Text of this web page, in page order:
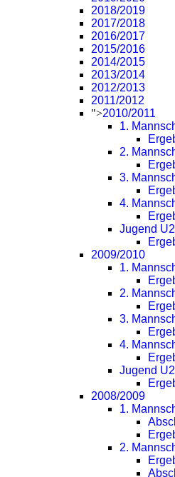
2018/2019
2017/2018
2016/2017
2015/2016
2014/2015
2013/2014
2012/2013
2011/2012
">2010/2011
1.
2.
3.
4.
Jugend
2009/2010
1.
2.
3.
4.
Jugend
2008/2009
1.
2.